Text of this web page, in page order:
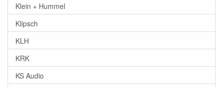
Klein + Hummel
Klipsch
KLH
KRK
KS Audio